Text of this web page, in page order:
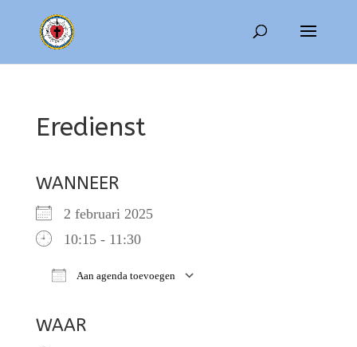
Eredienst
WANNEER
2 februari 2025
10:15 - 11:30
Aan agenda toevoegen
WAAR